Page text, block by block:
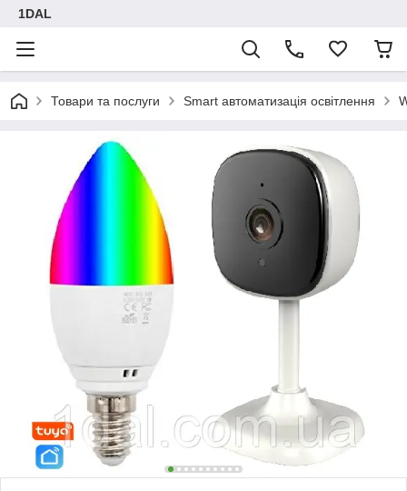
1DAL
Товари та послуги Smart автоматизація освітлення